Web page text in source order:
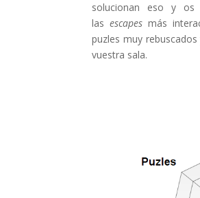
solucionan eso y os
las escapes más
puzles muy
vuestra sala.